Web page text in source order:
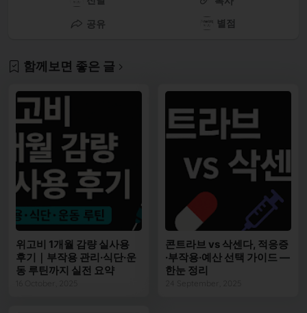
공유
별점
함께보면 좋은 글
위고비 1개월 감량 실사용
후기｜부작용 관리·식단·운
동 루틴까지 실전 요약
콘트라브 vs 삭센다, 적응증
·부작용·예산 선택 가이드 —
한눈 정리